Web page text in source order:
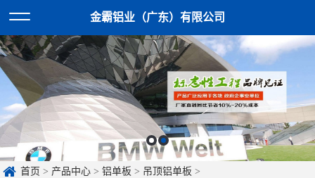
金霸铝业（广东）有限公司
首页 > 产品中心 >铝单板 > 吊顶铝单板 >